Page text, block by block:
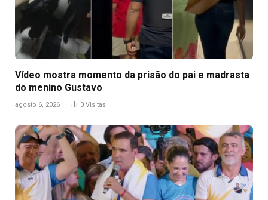
Vídeo mostra momento da prisão do pai e madrasta
do menino Gustavo
agosto 6, 2026 0 Visitas